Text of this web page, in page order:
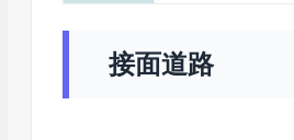
接面道路